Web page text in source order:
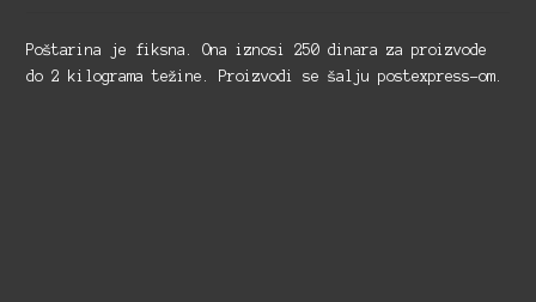
Poštarina je fiksna. Ona iznosi 250 dinara za proizvode
do 2 kilograma težine. Proizvodi se šalju postexpress-om.